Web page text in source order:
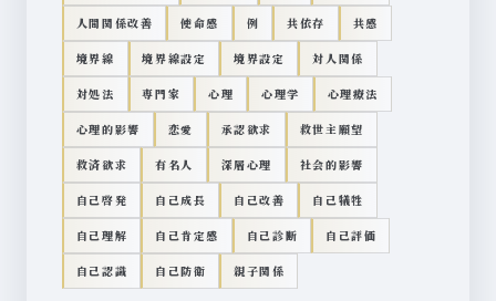
人間関係改善 使命感 例 共依存 共感
境界線 境界線設定 境界設定 対人関係
対処法 専門家 心理 心理学 心理療法
心理的影響 恋愛 承認欲求 救世主願望
救済欲求 有名人 深層心理 社会的影響
自己啓発 自己成長 自己改善 自己犠牲
自己理解 自己肯定感 自己診断 自己評価
自己認識 自己防衛 親子関係